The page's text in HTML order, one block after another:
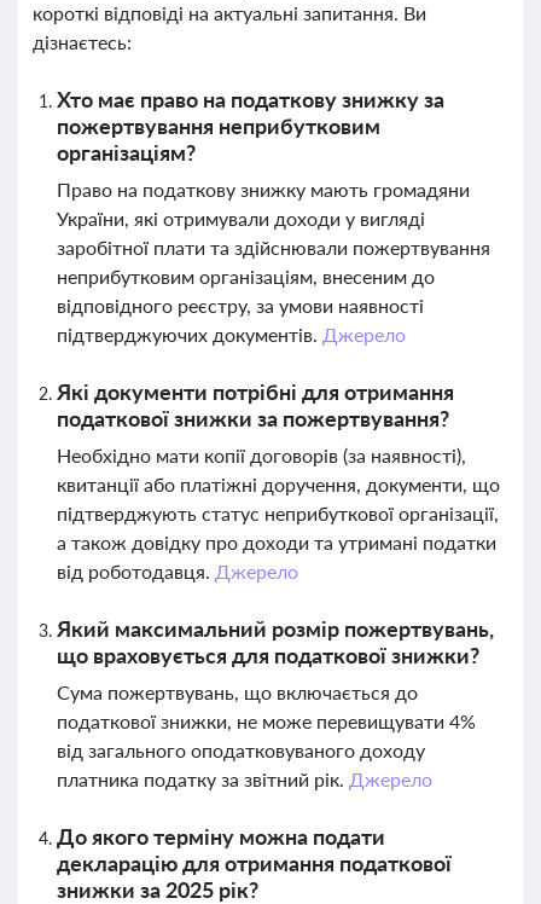
короткі відповіді на актуальні запитання. Ви
дізнаєтесь:
Хто має право на податкову знижку за
пожертвування неприбутковим
організаціям?
Право на податкову знижку мають громадяни
України, які отримували доходи у вигляді
заробітної плати та здійснювали пожертвування
неприбутковим організаціям, внесеним до
відповідного реєстру, за умови наявності
підтверджуючих документів. Джерело
Які документи потрібні для отримання
податкової знижки за пожертвування?
Необхідно мати копії договорів (за наявності),
квитанції або платіжні доручення, документи, що
підтверджують статус неприбуткової організації,
а також довідку про доходи та утримані податки
від роботодавця. Джерело
Який максимальний розмір пожертвувань,
що враховується для податкової знижки?
Сума пожертвувань, що включається до
податкової знижки, не може перевищувати 4%
від загального оподатковуваного доходу
платника податку за звітний рік. Джерело
До якого терміну можна подати
декларацію для отримання податкової
знижки за 2025 рік?